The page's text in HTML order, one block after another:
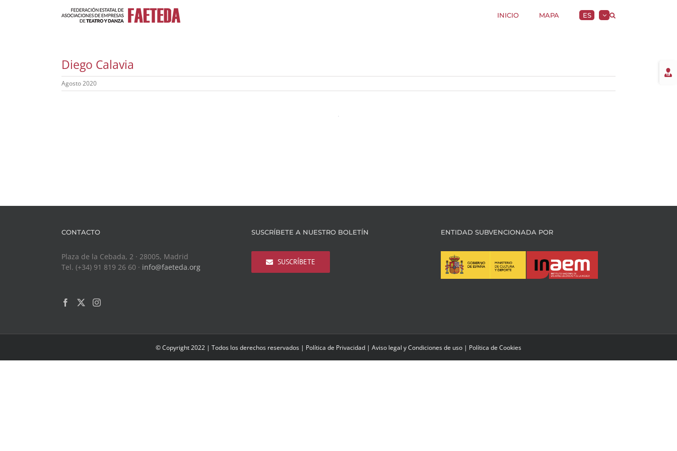
INICIO MAPA ES
Diego Calavia
Agosto 2020
CONTACTO
Plaza de la Cebada, 2 · 28005, Madrid
Tel. (+34) 91 819 26 60 · info@faeteda.org
SUSCRÍBETE A NUESTRO BOLETÍN
SUSCRÍBETE
ENTIDAD SUBVENCIONADA POR
© Copyright 2022 | Todos los derechos reservados | Política de Privacidad | Aviso legal y Condiciones de uso | Política de Cookies